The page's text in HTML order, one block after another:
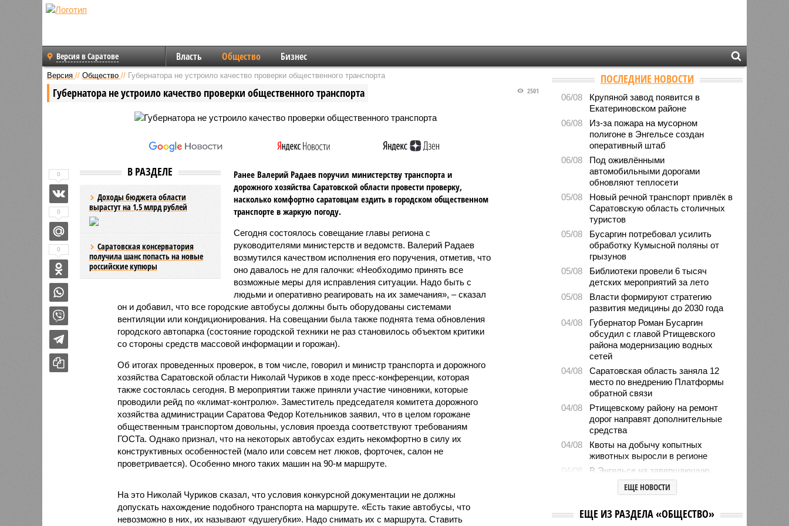
Версия в Саратове Власть Общество Бизнес
Версия // Общество // Губернатора не устроило качество проверки общественного транспорта
Губернатора не устроило качество проверки общественного транспорта 2501
В РАЗДЕЛЕ
Доходы бюджета области
вырастут на 1,5 млрд рублей
Саратовская консерватория
получила шанс попасть на новые
российские купюры
Ранее Валерий Радаев поручил министерству транспорта и
дорожного хозяйства Саратовской области провести проверку,
насколько комфортно саратовцам ездить в городском общественном
транспорте в жаркую погоду.
Сегодня состоялось совещание главы региона с
руководителями министерств и ведомств. Валерий Радаев
возмутился качеством исполнения его поручения, отметив, что
оно давалось не для галочки: «Необходимо принять все
возможные меры для исправления ситуации. Надо быть с
людьми и оперативно реагировать на их замечания», – сказал
он и добавил, что все городские автобусы должны быть оборудованы системами
вентиляции или кондиционирования. На совещании была также поднята тема обновления
городского автопарка (состояние городской техники не раз становилось объектом критики
со стороны средств массовой информации и горожан).
Об итогах проведенных проверок, в том числе, говорил и министр транспорта и дорожного
хозяйства Саратовской области Николай Чуриков в ходе пресс-конференции, которая
также состоялась сегодня. В мероприятии также приняли участие чиновники, которые
проводили рейд по «климат-контролю». Заместитель председателя комитета дорожного
хозяйства администрации Саратова Федор Котельников заявил, что в целом горожане
общественным транспортом довольны, условия проезда соответствуют требованиям
ГОСТа. Однако признал, что на некоторых автобусах ездить некомфортно в силу их
конструктивных особенностей (мало или совсем нет люков, форточек, салон не
проветривается). Особенно много таких машин на 90-м маршруте.
На это Николай Чуриков сказал, что условия конкурсной документации не должны
допускать нахождение подобного транспорта на маршруте. «Есть такие автобусы, что
невозможно в них, их называют «душегубки». Надо снимать их с маршрута. Ставить
0
0
0
ПОСЛЕДНИЕ НОВОСТИ
06/08
Крупяной завод появится в
Екатериновском районе
06/08
Из-за пожара на мусорном
полигоне в Энгельсе создан
оперативный штаб
06/08
Под оживлёнными
автомобильными дорогами
обновляют теплосети
05/08
Новый речной транспорт привлёк в
Саратовскую область столичных
туристов
05/08
Бусаргин потребовал усилить
обработку Кумысной поляны от
грызунов
05/08
Библиотеки провели 6 тысяч
детских мероприятий за лето
05/08
Власти формируют стратегию
развития медицины до 2030 года
04/08
Губернатор Роман Бусаргин
обсудил с главой Ртищевского
района модернизацию водных
сетей
04/08
Саратовская область заняла 12
место по внедрению Платформы
обратной связи
04/08
Ртищевскому району на ремонт
дорог направят дополнительные
средства
04/08
Квоты на добычу копытных
животных выросли в регионе
04/08
В Энгельсе на завершающую
стадию вышли работы по
капремонту краеведческого музея
стратегий развития для всех
ЕЩЕ НОВОСТИ
ЕЩЕ ИЗ РАЗДЕЛА «ОБЩЕСТВО»